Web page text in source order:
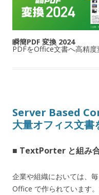
瞬簡PDF 変換 2024
PDFをOffice文書へ高精度
Server Based
大量オフィス文書
■ TextPorter と組み
企業や組織においては、
Office で作られています